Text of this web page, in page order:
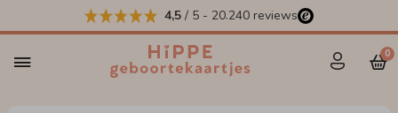
4,5 / 5 - 20.240 reviews
0